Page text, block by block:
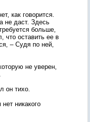
как говорится.
не даст. Здесь
больше,
что оставить ее в
– Судя по ней,
не уверен,
он тихо.
никакого